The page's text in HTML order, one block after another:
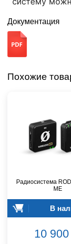
Документация
Похожие
Радиосистема
ME
В
10 900